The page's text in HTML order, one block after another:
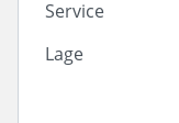
Service
Lage